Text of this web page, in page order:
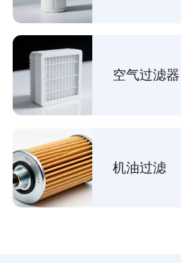
空气过滤器
机油过滤